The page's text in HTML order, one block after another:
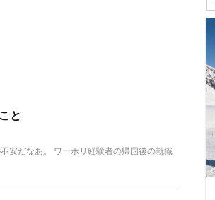
と
安だなあ。 ワーホリ経験者の帰国後の就職